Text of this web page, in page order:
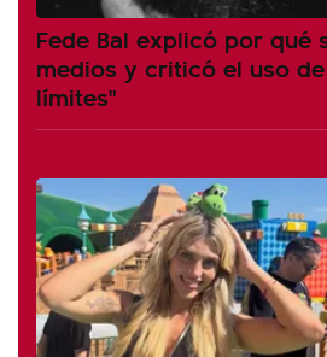
Fede Bal explicó por qué
medios y criticó el uso
límites"